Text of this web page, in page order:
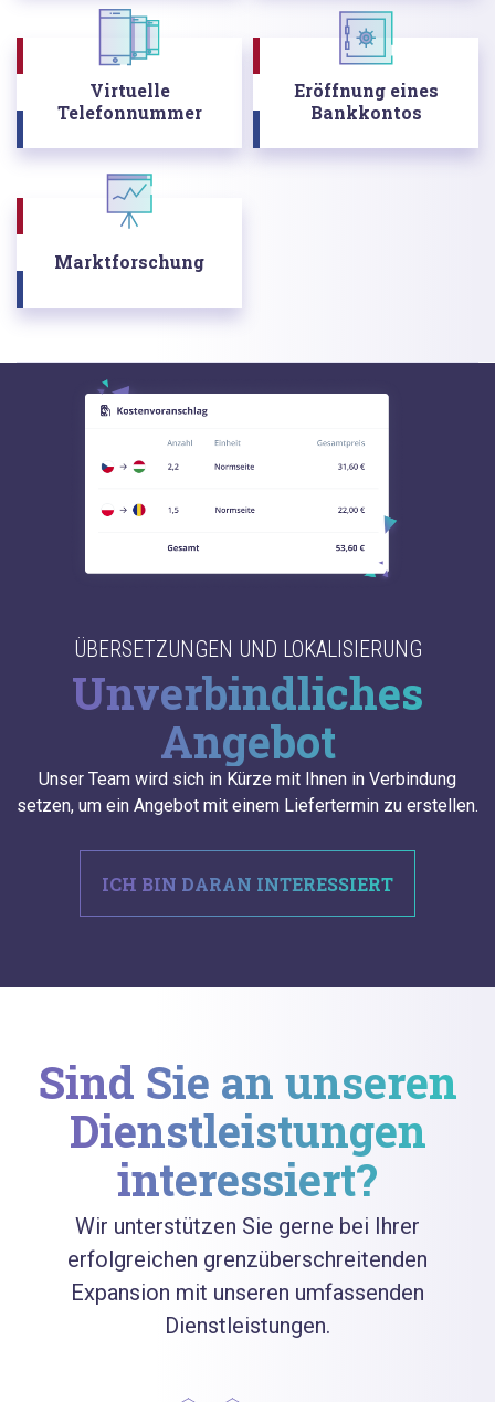
Virtuelle
Telefonnummer
Eröffnung eines
Bankkontos
Marktforschung
ÜBERSETZUNGEN UND LOKALISIERUNG
Unverbindliches
Angebot
Unser Team wird sich in Kürze mit Ihnen in Verbindung
setzen, um ein Angebot mit einem Liefertermin zu erstellen.
ICH BIN DARAN INTERESSIERT
Sind Sie an unseren
Dienstleistungen
interessiert?
Wir unterstützen Sie gerne bei Ihrer
erfolgreichen grenzüberschreitenden
Expansion mit unseren umfassenden
Dienstleistungen.